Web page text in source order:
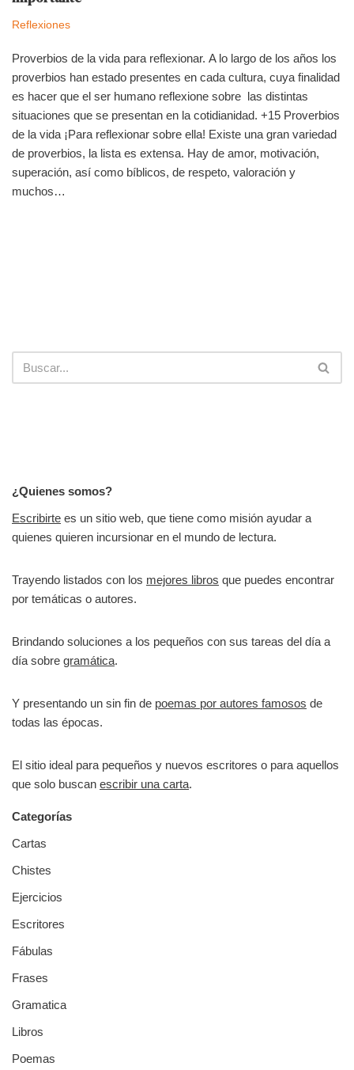
Reflexiones
Proverbios de la vida para reflexionar. A lo largo de los años los
proverbios han estado presentes en cada cultura, cuya finalidad
es hacer que el ser humano reflexione sobre las distintas
situaciones que se presentan en la cotidianidad. +15 Proverbios
de la vida ¡Para reflexionar sobre ella! Existe una gran variedad
de proverbios, la lista es extensa. Hay de amor, motivación,
superación, así como bíblicos, de respeto, valoración y
muchos…
¿Quienes somos?
Escribirte es un sitio web, que tiene como misión ayudar a
quienes quieren incursionar en el mundo de lectura.
Trayendo listados con los mejores libros que puedes encontrar
por temáticas o autores.
Brindando soluciones a los pequeños con sus tareas del día a
día sobre gramática.
Y presentando un sin fin de poemas por autores famosos de
todas las épocas.
El sitio ideal para pequeños y nuevos escritores o para aquellos
que solo buscan escribir una carta.
Categorías
Cartas
Chistes
Ejercicios
Escritores
Fábulas
Frases
Gramatica
Libros
Poemas